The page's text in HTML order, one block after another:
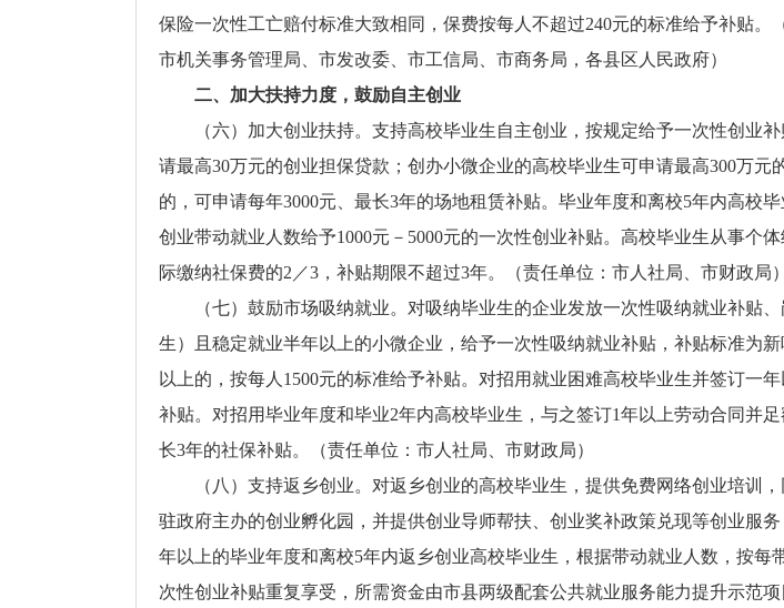
保险一次性工亡赔付标准大致相同，保费按每人不超过240元的标准给予补贴
市机关事务管理局、市发改委、市工信局、市商务局，各县区人民政府）
二、加大扶持力度，鼓励自主创业
（六）加大创业扶持。支持高校毕业生自主创业，按规定给予一次性创业
请最高30万元的创业担保贷款；创办小微企业的高校毕业生可申请最高300万
的，可申请每年3000元、最长3年的场地租赁补贴。毕业年度和离校5年内高校
创业带动就业人数给予1000元－5000元的一次性创业补贴。高校毕业生从事个
际缴纳社保费的2／3，补贴期限不超过3年。（责任单位：市人社局、市财政局）
（七）鼓励市场吸纳就业。对吸纳毕业生的企业发放一次性吸纳就业补贴
生）且稳定就业半年以上的小微企业，给予一次性吸纳就业补贴，补贴标准为
以上的，按每人1500元的标准给予补贴。对招用就业困难高校毕业生并签订一
补贴。对招用毕业年度和毕业2年内高校毕业生，与之签订1年以上劳动合同并
长3年的社保补贴。（责任单位：市人社局、市财政局）
（八）支持返乡创业。对返乡创业的高校毕业生，提供免费网络创业培训
驻政府主办的创业孵化园，并提供创业导师帮扶、创业奖补政策兑现等创业服
年以上的毕业年度和离校5年内返乡创业高校毕业生，根据带动就业人数，按
次性创业补贴重复享受，所需资金由市县两级配套公共就业服务能力提升示范